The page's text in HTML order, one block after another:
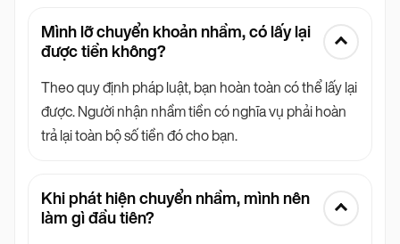
Mình lỡ chuyển khoản nhầm, có lấy lại
được tiền không?
Theo quy định pháp luật, bạn hoàn toàn có thể lấy lại
được. Người nhận nhầm tiền có nghĩa vụ phải hoàn
trả lại toàn bộ số tiền đó cho bạn.
Khi phát hiện chuyển nhầm, mình nên
làm gì đầu tiên?